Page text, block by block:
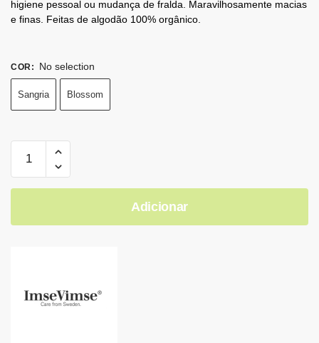
higiene pessoal ou mudança de fralda. Maravilhosamente macias
e finas. Feitas de algodão 100% orgânico.
COR: No selection
Sangria Blossom
Adicionar